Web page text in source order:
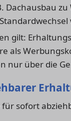
Dachausbau
gilt:
als
nur über die
für sofort